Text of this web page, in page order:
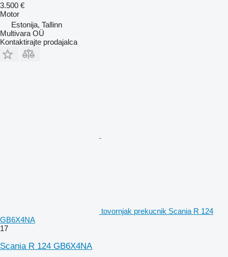
3.500 €
Motor
Estonija, Tallinn
Multivara OÜ
Kontaktirajte prodajalca
tovornjak prekucnik Scania R 124
GB6X4NA
17
Scania R 124 GB6X4NA